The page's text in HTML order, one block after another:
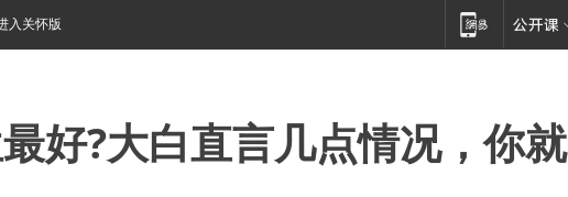
入关怀版
好?大白直言几点情况，你就